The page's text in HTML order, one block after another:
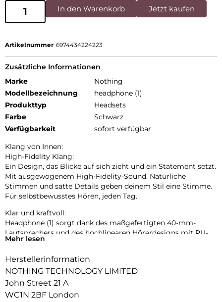
In den Warenkorb Jetzt kaufen
Artikelnummer 6974434224223
Zusätzliche Informationen
Marke
Nothing
Modellbezeichnung
headphone (1)
Produkttyp
Headsets
Farbe
Schwarz
Verfügbarkeit
sofort verfügbar
Klang von Innen:
High-Fidelity Klang:
Ein Design, das Blicke auf sich zieht und ein Statement setzt.
Mit ausgewogenem High-Fidelity-Sound. Natürliche
Stimmen und satte Details geben deinem Stil eine Stimme.
Für selbstbewusstes Hören, jeden Tag.
Klar und kraftvoll:
Headphone (1) sorgt dank des maßgefertigten 40-mm-
Lautsprechers und des hochlinearen Hörerdesigns mit PU-
Membran für eine effiziente Klangübertragung und tiefen,
Das PU-Polstermaterial ist effektiver als herkömmliche
Materialien wie PET und sorgt für tiefere, sattere Töne im
übertrifft es Industrie-Standards, minimiert Verzerrungen
Mehr lesen
Herstellerinformation
NOTHING TECHNOLOGY LIMITED
John Street 21 A
WC1N 2BF London